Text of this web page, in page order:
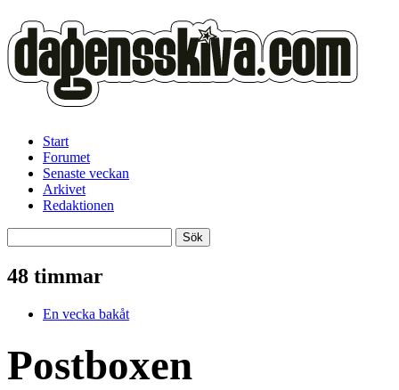
Start
Forumet
Senaste veckan
Arkivet
Redaktionen
48 timmar
En vecka bakåt
Postboxen